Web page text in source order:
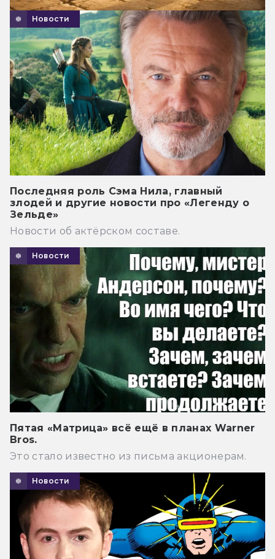
Новости
Последняя роль Сэма Нила, главный
злодей и другие новости про «Легенду о
Зельде»
Новости об актёрском составе.
Новости
Пятая «Матрица» всё ещё в планах Warner
Bros.
Это стало известно из письма акционерам.
Новости